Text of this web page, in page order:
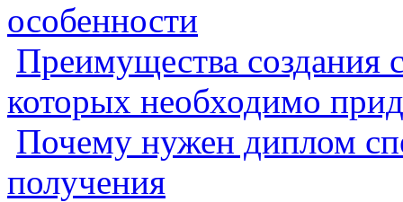
особенности
Преимущества создания
которых необходимо
Почему нужен диплом
получения